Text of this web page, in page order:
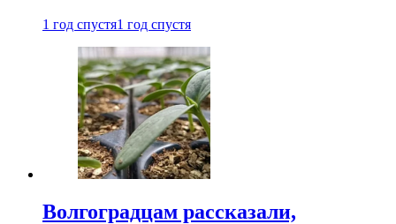
1 год спустя1 год спустя
Волгоградцам рассказали,